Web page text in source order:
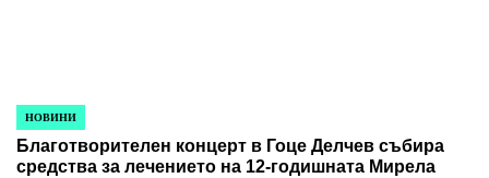
POSTED
IN
НОВИНИ
Благотворителен концерт в Гоце Делчев събира
средства за лечението на 12-годишната Мирела